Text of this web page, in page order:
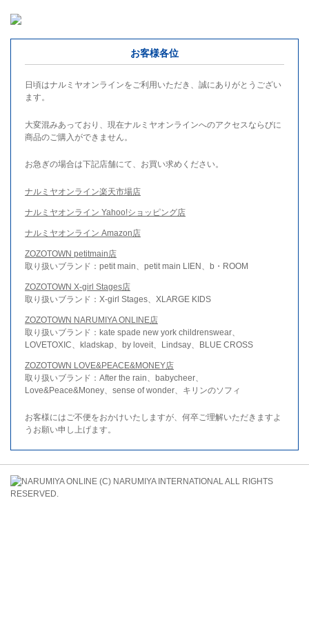
お客様各位
日頃はナルミヤオンラインをご利用いただき、誠にありがとうござい
ます。
大変混みあっており、現在ナルミヤオンラインへのアクセスならびに
商品のご購入ができません。
お急ぎの場合は下記店舗にて、お買い求めください。
ナルミヤオンライン楽天市場店
ナルミヤオンライン Yahoo!ショッピング店
ナルミヤオンライン Amazon店
ZOZOTOWN petitmain店
取り扱いブランド：petit main、petit main LIEN、b・ROOM
ZOZOTOWN X-girl Stages店
取り扱いブランド：X-girl Stages、XLARGE KIDS
ZOZOTOWN NARUMIYA ONLINE店
取り扱いブランド：kate spade new york childrenswear、
LOVETOXIC、kladskap、by loveit、Lindsay、BLUE CROSS
ZOZOTOWN LOVE&PEACE&MONEY店
取り扱いブランド：After the rain、babycheer、
Love&Peace&Money、sense of wonder、キリンのソフィ
お客様にはご不便をおかけいたしますが、何卒ご理解いただきますよ
うお願い申し上げます。